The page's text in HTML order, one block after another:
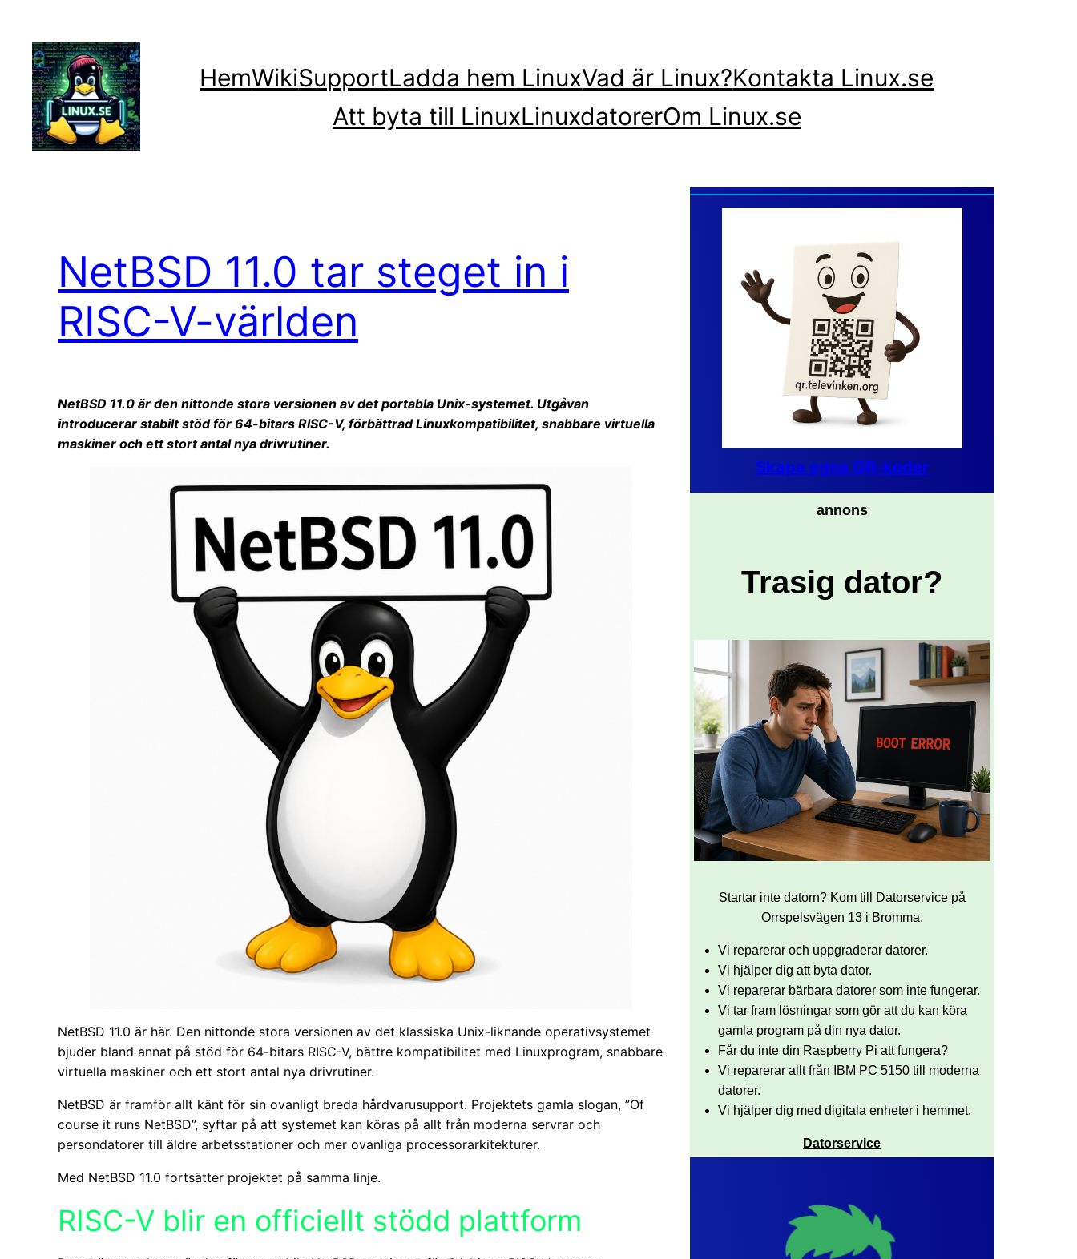
innehåll
HemWikiSupportLadda hem LinuxVad är Linux?Kontakta Linux.se
Att byta till LinuxLinuxdatorerOm Linux.se
NetBSD 11.0 tar steget in i
RISC-V-världen
NetBSD 11.0 är den nittonde stora versionen av det portabla Unix-systemet. Utgåvan
introducerar stabilt stöd för 64-bitars RISC-V, förbättrad Linuxkompatibilitet, snabbare virtuella
maskiner och ett stort antal nya drivrutiner.
NetBSD 11.0 är här. Den nittonde stora versionen av det klassiska Unix-liknande operativsystemet
bjuder bland annat på stöd för 64-bitars RISC-V, bättre kompatibilitet med Linuxprogram, snabbare
virtuella maskiner och ett stort antal nya drivrutiner.
NetBSD är framför allt känt för sin ovanligt breda hårdvarusupport. Projektets gamla slogan, ”Of
course it runs NetBSD”, syftar på att systemet kan köras på allt från moderna servrar och
persondatorer till äldre arbetsstationer och mer ovanliga processorarkitekturer.
Med NetBSD 11.0 fortsätter projektet på samma linje.
RISC-V blir en officiellt stödd plattform
Skapa egna QR-koder
annons
Trasig dator?
Startar inte datorn? Kom till Datorservice på
Orrspelsvägen 13 i Bromma.
Vi reparerar och uppgraderar datorer.
Vi hjälper dig att byta dator.
Vi reparerar bärbara datorer som inte fungerar.
Vi tar fram lösningar som gör att du kan köra
gamla program på din nya dator.
Får du inte din Raspberry Pi att fungera?
Vi reparerar allt från IBM PC 5150 till moderna
datorer.
Vi hjälper dig med digitala enheter i hemmet.
Datorservice